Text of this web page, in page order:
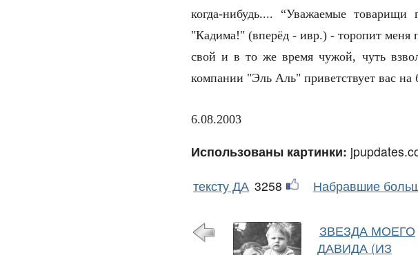
когда-нибудь.... “Уважаемые
"Кадима!" (вперёд - ивр.) - торопит
свой и в то же время чужой, чуть
компании "Эль Аль" приветствует вас на
6.08.2003
Использованы картинки:
тексту ДА 3258 Набравшие
ЗВЕЗДА МОЕГО
ДАВИДА (ИЗ